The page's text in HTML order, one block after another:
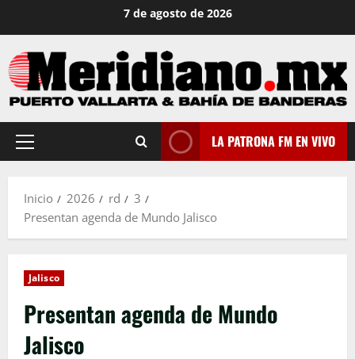
contenido
7 de agosto de 2026
Menú
LA PATRONA FM EN VIVO
Inicio 2026 rd
3
Presentan agenda de Mundo Jalisco
Jalisco
Presentan agenda de Mundo
Jalisco